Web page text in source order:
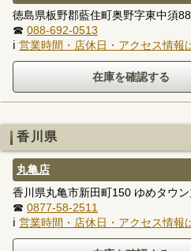
徳島県板野郡藍住町奥野字東中須
☎ 088-692-0513
ℹ 営業時間・店休日・アクセス情報
香川県
丸亀店
香川県丸亀市新田町150 ゆめタウ
☎ 0877-58-2511
ℹ 営業時間・店休日・アクセス情報